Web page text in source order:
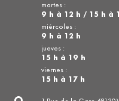
martes :
9 h à 12 h / 15 h à
miércoles :
9 h à 12 h
jueves :
15 h à 19 h
viernes :
15 h à 17 h